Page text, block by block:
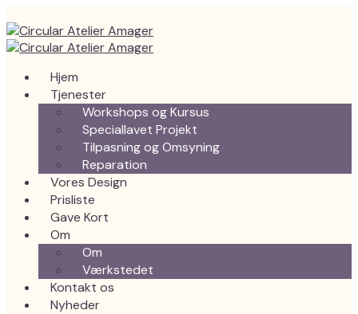
Hjem
Tjenester
Workshops og Kursus
Speciallavet Projekt
Tilpasning og Omsyning
Reparation
Vores Design
Prisliste
Gave Kort
Om
Om
Værkstedet
Kontakt os
Nyheder